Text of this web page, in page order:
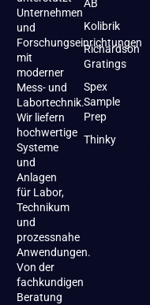
Unternehmen
und
Forschungseinrichtungen
mit
moderner
Mess- und
Labortechnik.
Wir liefern
hochwertige
Systeme
und
Anlagen
für Labor,
Technikum
und
prozessnahe
Anwendungen.
Von der
fachkundigen
Beratung
AB
Kolibrik
Richardson
Gratings
Spex
Sample
Prep
Thinky